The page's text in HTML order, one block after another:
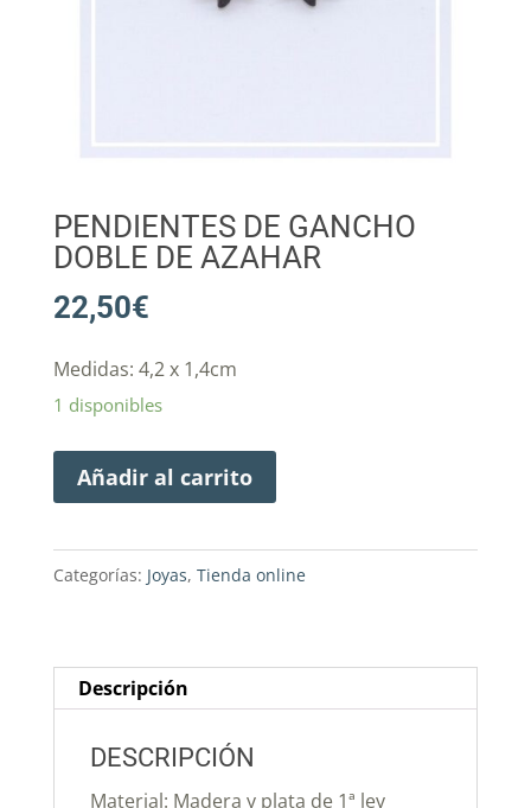
PENDIENTES DE GANCHO
DOBLE DE AZAHAR
22,50€
Medidas: 4,2 x 1,4cm
1 disponibles
Añadir al carrito
Categorías: Joyas, Tienda online
Descripción
DESCRIPCIÓN
Material: Madera y plata de 1ª ley